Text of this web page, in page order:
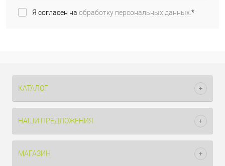
Я согласен на обработку персональных данных. *
КАТАЛОГ
НАШИ ПРЕДЛОЖЕНИЯ
МАГАЗИН